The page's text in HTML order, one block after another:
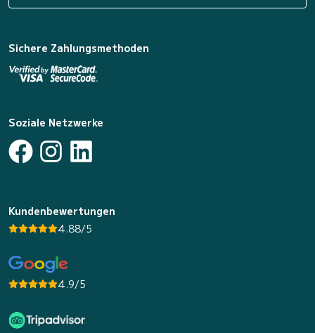
Sichere Zahlungsmethoden
Soziale Netzwerke
Kundenbewertungen
4.88/5
4.9/5